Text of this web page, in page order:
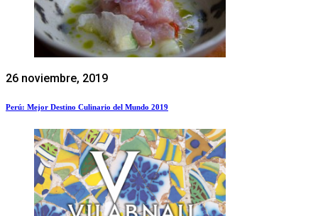
26 noviembre, 2019
Perú: Mejor Destino Culinario del Mundo 2019